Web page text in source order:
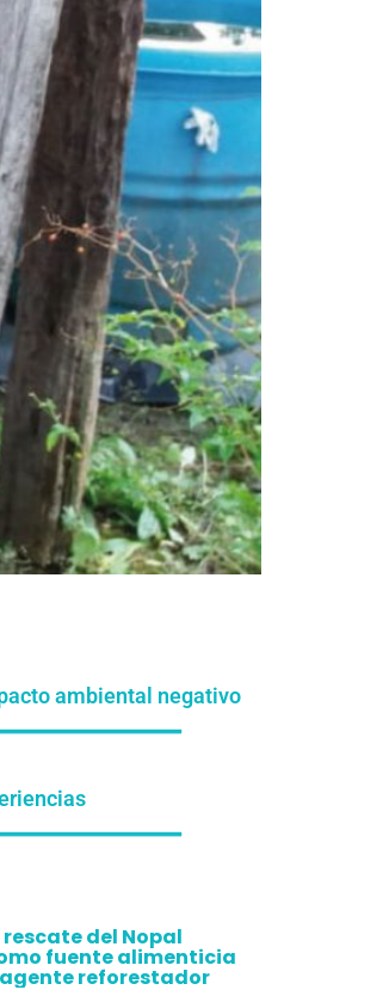
ambiental negativo
rescate del Nopal
fuente alimenticia
reforestador